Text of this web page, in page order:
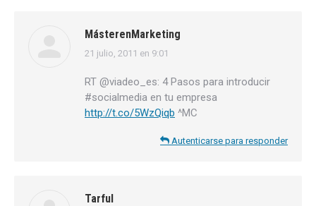
MásterenMarketing
dice:
21 julio, 2011 en 9:01
RT @viadeo_es: 4 Pasos para introducir
#socialmedia en tu empresa
http://t.co/5WzQiqb ^MC
Autenticarse para responder
Tarful